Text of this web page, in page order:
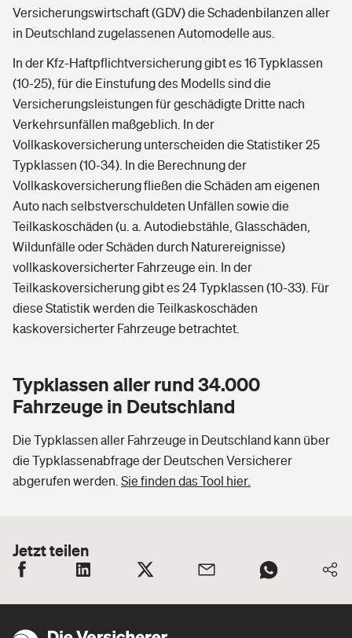
Versicherungswirtschaft (GDV) die Schadenbilanzen aller
in Deutschland zugelassenen Automodelle aus.
In der Kfz-Haftpflichtversicherung gibt es 16 Typklassen
(10-25), für die Einstufung des Modells sind die
Versicherungsleistungen für geschädigte Dritte nach
Verkehrsunfällen maßgeblich. In der
Vollkaskoversicherung unterscheiden die Statistiker 25
Typklassen (10-34). In die Berechnung der
Vollkaskoversicherung fließen die Schäden am eigenen
Auto nach selbstverschuldeten Unfällen sowie die
Teilkaskoschäden (u. a. Autodiebstähle, Glasschäden,
Wildunfälle oder Schäden durch Naturereignisse)
vollkaskoversicherter Fahrzeuge ein. In der
Teilkaskoversicherung gibt es 24 Typklassen (10-33). Für
diese Statistik werden die Teilkaskoschäden
kaskoversicherter Fahrzeuge betrachtet.
Typklassen aller rund 34.000
Fahrzeuge in Deutschland
Die Typklassen aller Fahrzeuge in Deutschland kann über
die Typklassenabfrage der Deutschen Versicherer
abgerufen werden. Sie finden das Tool hier.
Jetzt teilen